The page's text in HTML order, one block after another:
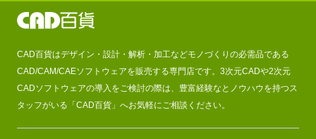
CAD百貨はデザイン・設計・解析・加工などモノづくりの必需品である
CAD/CAM/CAEソフトウェアを販売する専門店です。3次元CADや2次元
CADソフトウェアの導入をご検討の際は、豊富経験なとノウハウを持つス
タッフがいる「CAD百貨」へお気軽にご相談ください。